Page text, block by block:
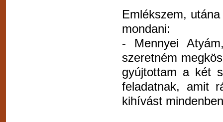
Emlékszem,
mondani:
- Mennyei
szeretném
gyújtottam a két
feladatnak, amit
kihívást